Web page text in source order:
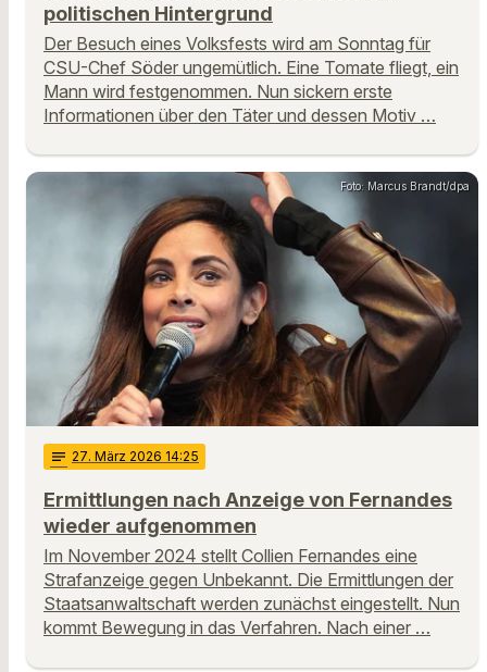
politischen Hintergrund
Der Besuch eines Volksfests wird am Sonntag für
CSU-Chef Söder ungemütlich. Eine Tomate fliegt, ein
Mann wird festgenommen. Nun sickern erste
Informationen über den Täter und dessen Motiv …
Foto: Marcus Brandt/dpa
notes 27. März 2026 14:25
Ermittlungen nach Anzeige von Fernandes
wieder aufgenommen
Im November 2024 stellt Collien Fernandes eine
Strafanzeige gegen Unbekannt. Die Ermittlungen der
Staatsanwaltschaft werden zunächst eingestellt. Nun
kommt Bewegung in das Verfahren. Nach einer …